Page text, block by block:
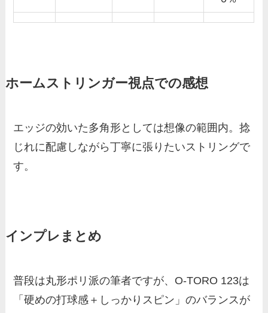
ホームストリンガー視点での感想
エッジの効いた多角形としては想像の範囲内。捻
じれに配慮しながら丁寧に張りたいストリングで
す。
インプレまとめ
普段は丸形ポリ派の筆者ですが、O-TORO 123は
「硬めの打球感＋しっかりスピン」のバランスが